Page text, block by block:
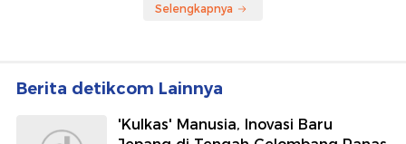
Selengkapnya
Berita detikcom Lainnya
'Kulkas' Manusia, Inovasi Baru